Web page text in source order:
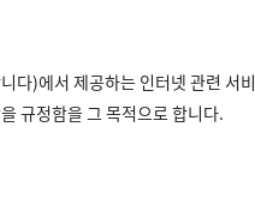
)에서 제공하는 인터넷 관련
규정함을 그 목적으로 합니다.